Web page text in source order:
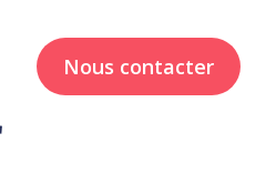
Nous contacter